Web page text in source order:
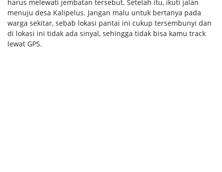
harus melewati jembatan tersebut. Setelah itu, ikuti jalan
menuju desa Kalipelus. Jangan malu untuk bertanya pada
warga sekitar, sebab lokasi pantai ini cukup tersembunyi dan
di lokasi ini tidak ada sinyal, sehingga tidak bisa kamu track
lewat GPS.